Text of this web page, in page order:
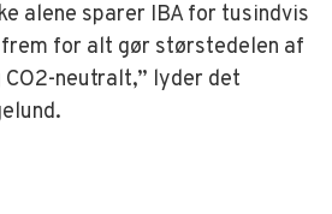
alene sparer IBA for tusindvis
frem for alt gør størstedelen af
neutralt,” lyder det